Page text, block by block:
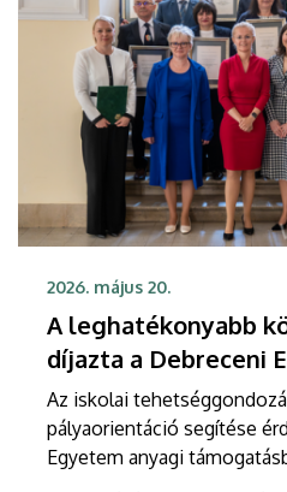
2026. május 20.
A leghatékonyabb
díjazta a Debreceni
Az iskolai
pályaorientáció segítése
Egyetem anyagi
elismerésben részesített